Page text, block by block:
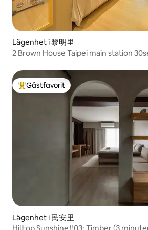
Lägenhet i 黎明里
2 Brown House Taipei main station
Populär gästfavorit
Gästfavorit
Lägenhet i 民安里